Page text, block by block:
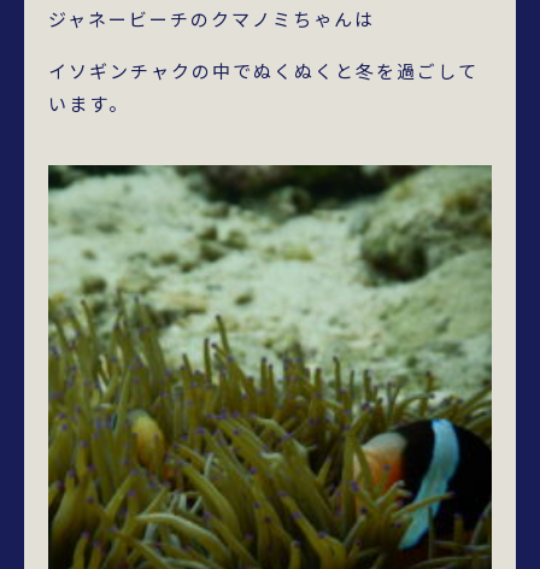
ジャネービーチのクマノミちゃんは
イソギンチャクの中でぬくぬくと冬を過ごして
います。